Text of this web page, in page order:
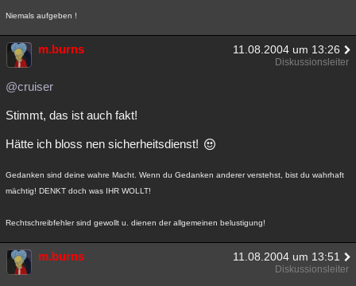
Niemals aufgeben !
m.burns 11.08.2004 um 13:26
Diskussionsleiter
@cruiser
Stimmt, das ist auch fakt!
Hätte ich bloss nen sicherheitsdienst!
Gedanken sind deine wahre Macht. Wenn du Gedanken anderer verstehst, bist du wahrhaft
mächtig! DENKT doch was IHR WOLLT!
Rechtschreibfehler sind gewollt u. dienen der allgemeinen belustigung!
m.burns 11.08.2004 um 13:51
Diskussionsleiter